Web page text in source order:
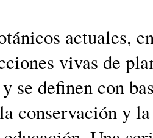
actuales,
vivas de
se definen con
conservación y